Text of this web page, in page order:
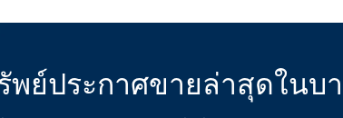
ย์ประกาศขายล่าสุดในบ